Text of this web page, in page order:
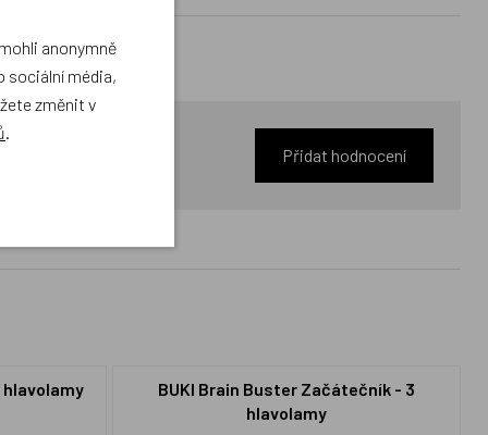
Přidat hodnocení
hlavolamy
BUKI Brain Buster Začátečník - 3
hlavolamy
anonymně
sociální média,
změnit v
.